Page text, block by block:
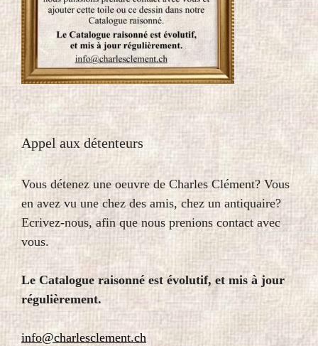
Appel aux détenteurs
Vous détenez une oeuvre de Charles Clément? Vous
en avez vu une chez des amis, chez un antiquaire?
Ecrivez-nous, afin que nous prenions contact avec
vous.
Le Catalogue raisonné est évolutif, et mis à jour
régulièrement.
info@charlesclement.ch